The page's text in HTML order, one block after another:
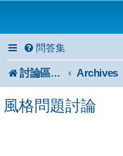
問答集
討論區首頁 Archives
風格問題討論